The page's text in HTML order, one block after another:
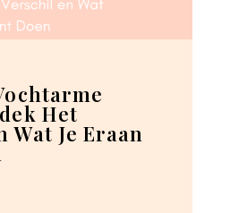
Het
Wat Je Eraan